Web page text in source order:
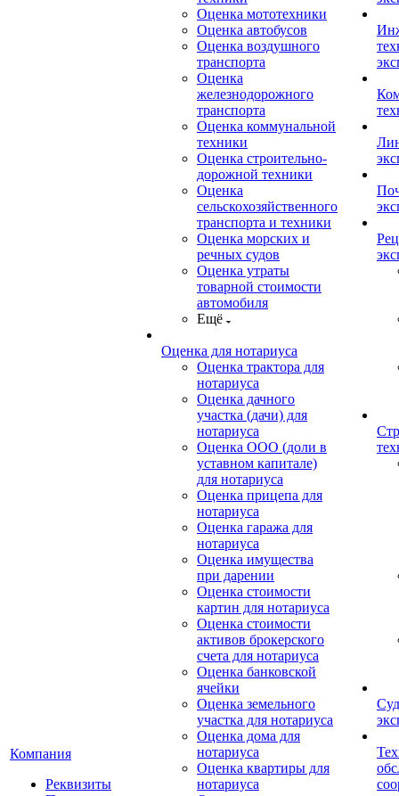
Компания
Реквизиты
Оценка мототехники
Оценка автобусов
Оценка воздушного
транспорта
Оценка
железнодорожного
транспорта
Оценка коммунальной
техники
Оценка строительно-
дорожной техники
Оценка
сельскохозяйственного
транспорта и техники
Оценка морских и
речных судов
Оценка утраты
товарной стоимости
автомобиля
Ещё
Оценка для нотариуса
Оценка трактора для
нотариуса
Оценка дачного
участка (дачи) для
нотариуса
Оценка ООО (доли в
уставном капитале)
для нотариуса
Оценка прицепа для
нотариуса
Оценка гаража для
нотариуса
Оценка имущества
при дарении
Оценка стоимости
картин для нотариуса
Оценка стоимости
активов брокерского
счета для нотариуса
Оценка банковской
ячейки
Оценка земельного
участка для нотариуса
Оценка дома для
нотариуса
Оценка квартиры для
нотариуса